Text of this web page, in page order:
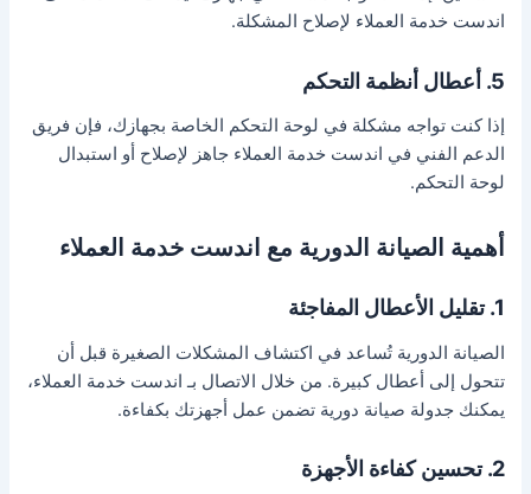
اندست خدمة العملاء لإصلاح المشكلة.
5. أعطال أنظمة التحكم
إذا كنت تواجه مشكلة في لوحة التحكم الخاصة بجهازك، فإن فريق
الدعم الفني في اندست خدمة العملاء جاهز لإصلاح أو استبدال
لوحة التحكم.
أهمية الصيانة الدورية مع اندست خدمة العملاء
1. تقليل الأعطال المفاجئة
الصيانة الدورية تُساعد في اكتشاف المشكلات الصغيرة قبل أن
تتحول إلى أعطال كبيرة. من خلال الاتصال بـ اندست خدمة العملاء،
يمكنك جدولة صيانة دورية تضمن عمل أجهزتك بكفاءة.
2. تحسين كفاءة الأجهزة